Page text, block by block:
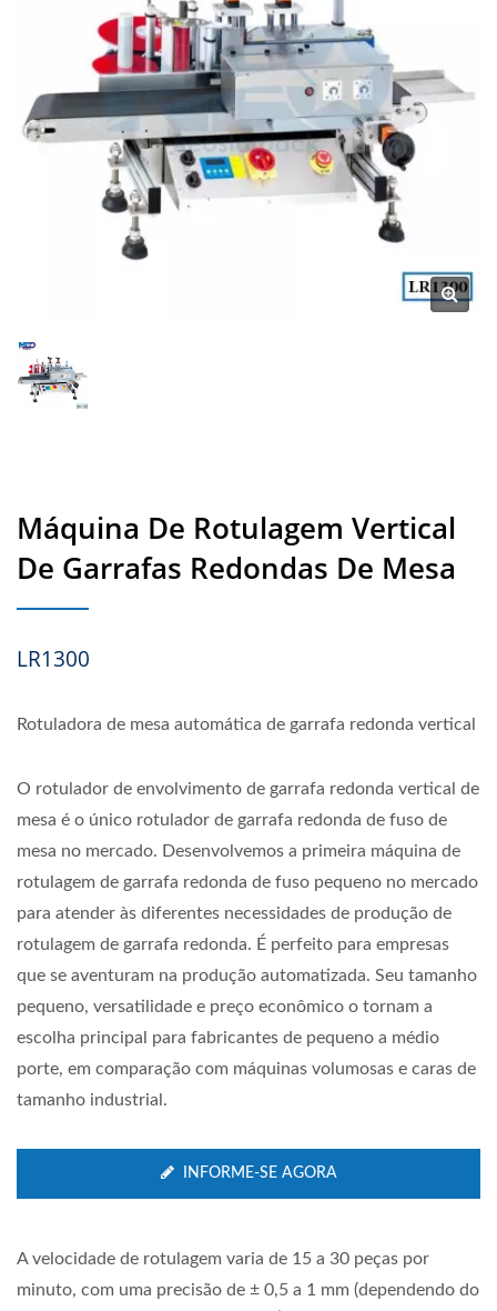
Máquina De Rotulagem Vertical
De Garrafas Redondas De Mesa
LR1300
Rotuladora de mesa automática de garrafa redonda vertical
O rotulador de envolvimento de garrafa redonda vertical de
mesa é o único rotulador de garrafa redonda de fuso de
mesa no mercado. Desenvolvemos a primeira máquina de
rotulagem de garrafa redonda de fuso pequeno no mercado
para atender às diferentes necessidades de produção de
rotulagem de garrafa redonda. É perfeito para empresas
que se aventuram na produção automatizada. Seu tamanho
pequeno, versatilidade e preço econômico o tornam a
escolha principal para fabricantes de pequeno a médio
porte, em comparação com máquinas volumosas e caras de
tamanho industrial.
INFORME-SE AGORA
A velocidade de rotulagem varia de 15 a 30 peças por
minuto, com uma precisão de ± 0,5 a 1 mm (dependendo do